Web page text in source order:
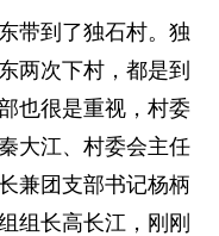
到了独石村。独
两次下村，都是到
也很是重视，村委
大江、村委会主任
兼团支部书记杨柄
组长高长江，刚刚